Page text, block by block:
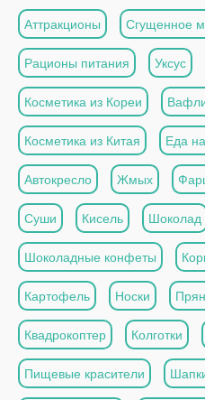
Аттракционы Сгущенное
Рационы питания Уксус
Косметика из Кореи
Косметика из Китая Еда
Автокресло Жмых
Суши Кисель Шоколад
Шоколадные конфеты
Картофель Носки
Квадрокоптер Колготки
Пищевые красители